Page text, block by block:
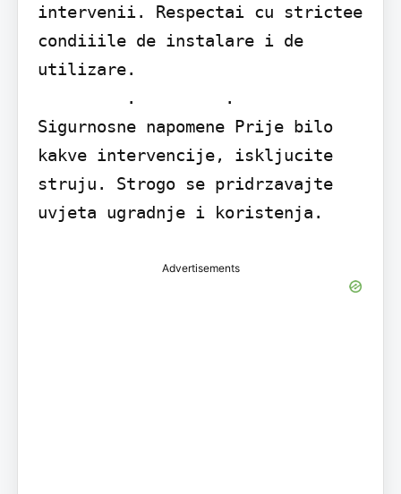
intervenii. Respectai cu strictee
condiiile de instalare i de
utilizare.
Sigurnosne napomene Prije bilo
kakve intervencije, iskljucite
struju. Strogo se pridrzavajte
uvjeta ugradnje i koristenja.
Advertisements